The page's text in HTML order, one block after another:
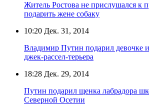
Житель Ростова не прислушался к
подарить жене собаку
10:20 Дек. 31, 2014
Владимир Путин подарил девочке
джек-рассел-терьера
18:28 Дек. 29, 2014
Путин подарил щенка лабрадора
Северной Осетии